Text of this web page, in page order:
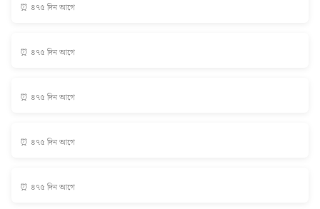
⏰ ৪৭৫ দিন আগে
⏰ ৪৭৫ দিন আগে
⏰ ৪৭৫ দিন আগে
⏰ ৪৭৫ দিন আগে
⏰ ৪৭৫ দিন আগে